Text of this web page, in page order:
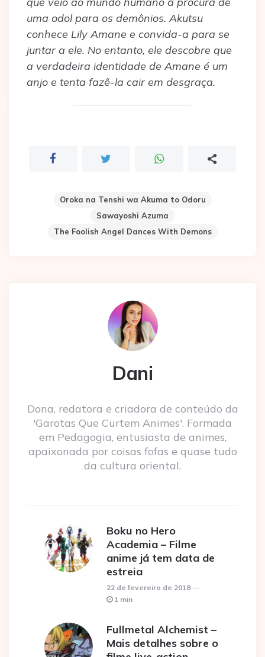
uma odol para os demônios. Akutsu
conhece Lily Amane e convida-a para se
juntar a ele. No entanto, ele descobre que
a verdadeira identidade de Amane é um
anjo e tenta fazê-la cair em desgraça.
Oroka na Tenshi wa Akuma to Odoru
Sawayoshi Azuma
The Foolish Angel Dances With Demons
Dani
Dona, redatora e criadora de conteúdo da
'Garotas Que Curtem Animes'. Formada
em Pedagogia, entusiasta de animes,
apaixonada por coisas fofas e quase tudo
da cultura oriental.
Boku no Hero
Academia – Filme
anime já tem data de
estreia
22 de fevereiro de 2018
1 min
Fullmetal Alchemist –
Mais detalhes sobre o